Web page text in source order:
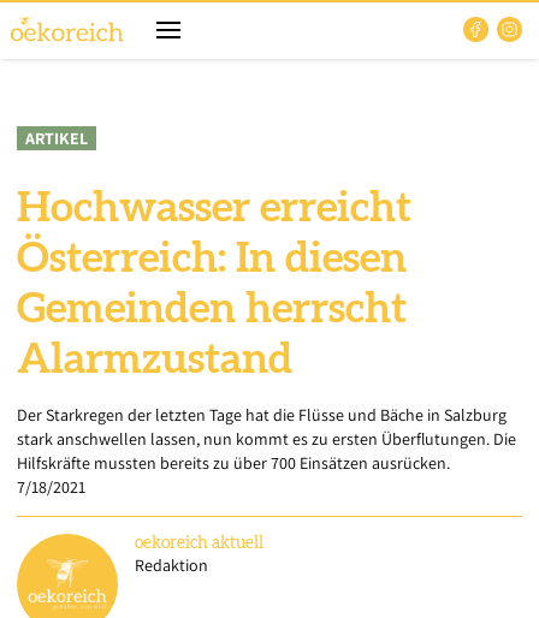
ARTIKEL
Hochwasser erreicht
Österreich: In diesen
Gemeinden herrscht
Alarmzustand
Der Starkregen der letzten Tage hat die Flüsse und Bäche in Salzburg
stark anschwellen lassen, nun kommt es zu ersten Überflutungen. Die
Hilfskräfte mussten bereits zu über 700 Einsätzen ausrücken.
7/18/2021
oekoreich aktuell
Redaktion